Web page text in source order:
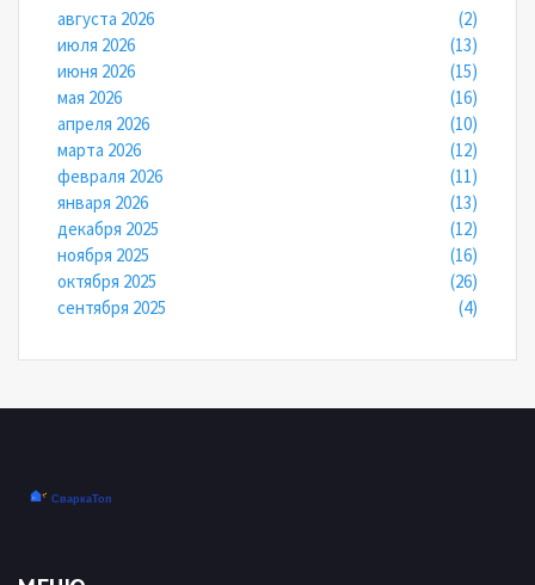
августа 2026
(2)
июля 2026
(13)
июня 2026
(15)
мая 2026
(16)
апреля 2026
(10)
марта 2026
(12)
февраля 2026
(11)
января 2026
(13)
декабря 2025
(12)
ноября 2025
(16)
октября 2025
(26)
сентября 2025
(4)